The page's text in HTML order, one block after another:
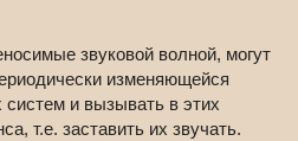
звуковой волной, могут
изменяющейся
и вызывать в этих
т.е. заставить их звучать.